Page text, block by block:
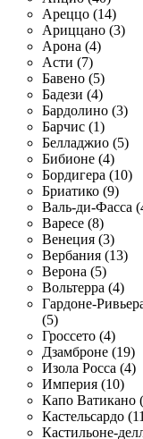
Ареццо (14)
Ариццано (3)
Арона (4)
Асти (7)
Бавено (5)
Бадези (4)
Бардолино (3)
Барчис (1)
Белладжио (5)
Бибионе (4)
Бордигера (10)
Бриатико (9)
Валь-ди-Фасса
Варесе (8)
Венеция (3)
Вербания (13)
Верона (5)
Вольтерра (4)
Гардоне-
(5)
Гроссето (4)
Дзамброне (19)
Изола Росса (4)
Империя (10)
Капо Ватикано
Кастельсардо
Кастильоне-